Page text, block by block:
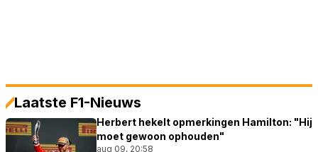
Laatste F1-Nieuws
Herbert hekelt opmerkingen Hamilton: "Hij
moet gewoon ophouden"
aug 09, 20:58